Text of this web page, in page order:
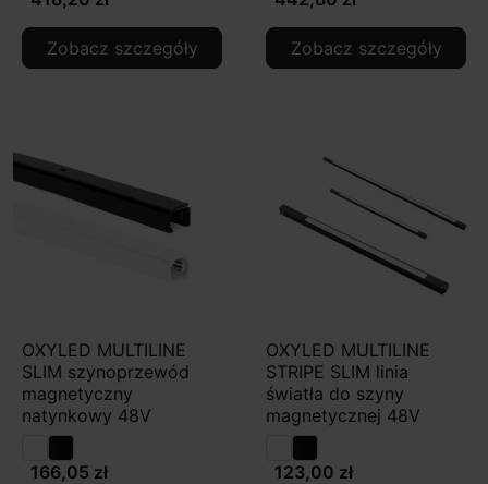
Zobacz szczegóły Zobacz szczegóły
OXYLED MULTILINE
SLIM szynoprzewód
magnetyczny
natynkowy 48V
166,05 zł
OXYLED MULTILINE
STRIPE SLIM linia
światła do szyny
magnetycznej 48V
123,00 zł